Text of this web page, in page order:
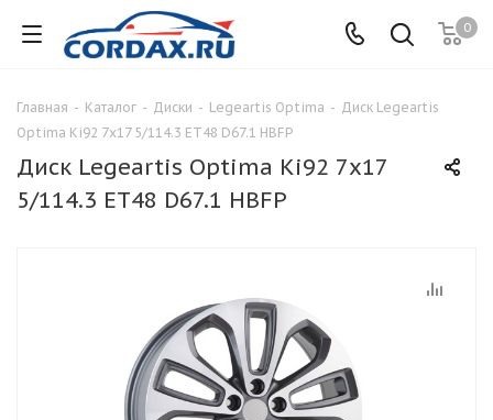
0
Главная - Каталог - Диски - Legeartis Optima - Диск Legeartis
Optima Ki92 7x17 5/114.3 ET48 D67.1 HBFP
Диск Legeartis Optima Ki92 7x17
5/114.3 ET48 D67.1 HBFP